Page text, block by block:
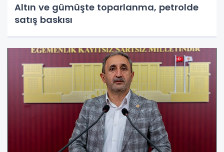
Altın ve gümüşte toparlanma, petrolde
satış baskısı